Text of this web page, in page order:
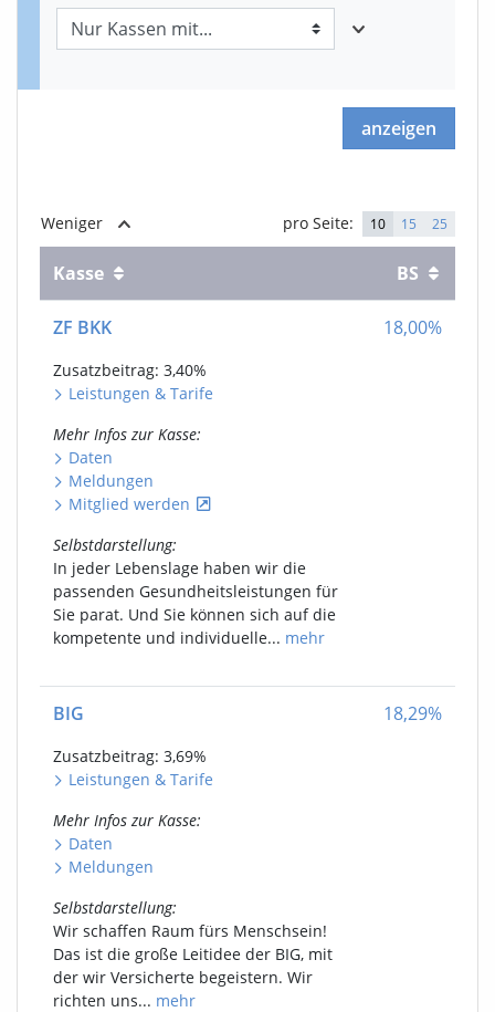
anzeigen
Weniger pro Seite: 10 15 25
Kasse BS
ZF BKK
Zusatzbeitrag: 3,40%
Leistungen &Tarife
Mehr Infos zur Kasse:
Daten
Meldungen
Mitglied werden
Selbstdarstellung:
In jeder Lebenslage haben wir die
passenden Gesundheitsleistungen für
Sie parat. Und Sie können sich auf die
kompetente und individuelle... mehr
18,00%
BIG
Zusatzbeitrag: 3,69%
Leistungen &Tarife
Mehr Infos zur Kasse:
Daten
Meldungen
Selbstdarstellung:
Wir schaffen Raum fürs Menschsein!
Das ist die große Leitidee der BIG, mit
der wir Versicherte begeistern. Wir
richten uns... mehr
18,29%